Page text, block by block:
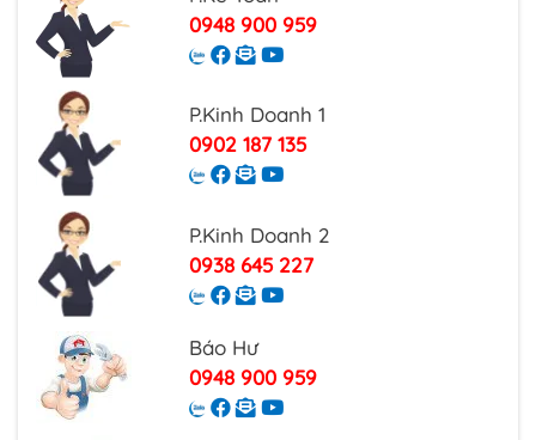
0948 900 959
P.Kinh Doanh 1
0902 187 135
P.Kinh Doanh 2
0938 645 227
Báo Hư
0948 900 959